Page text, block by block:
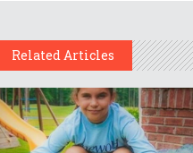
Related Articles